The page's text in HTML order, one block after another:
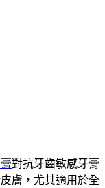
對抗牙齒敏感牙膏
膚，尤其適用於全